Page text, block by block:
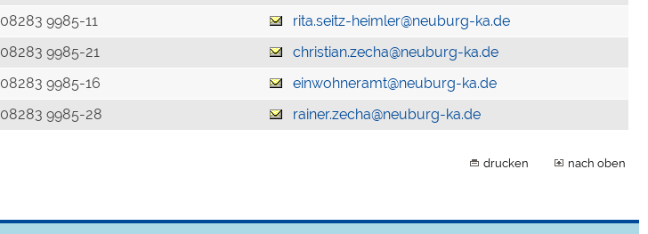
08283 9985-11
rita.seitz-heimler@neuburg-ka.de
08283 9985-21
christian.zecha@neuburg-ka.de
08283 9985-16
einwohneramt@neuburg-ka.de
08283 9985-28 rainer.zecha@neuburg-ka.de
drucken nach oben